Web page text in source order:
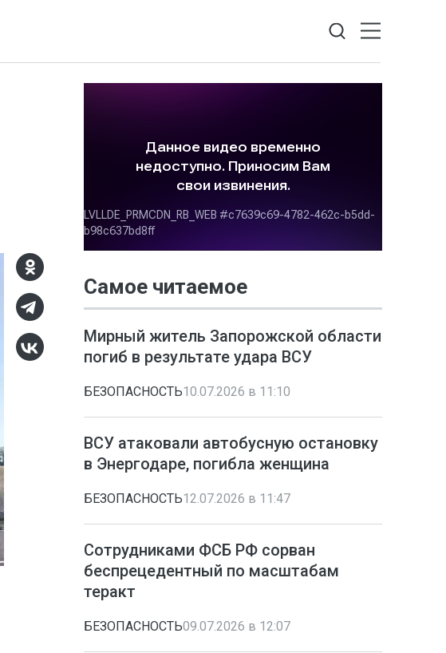
Самое читаемое
Мирный житель Запорожской области
погиб в результате удара ВСУ
БЕЗОПАСНОСТЬ10.07.2026 в 11:10
ВСУ атаковали автобусную остановку
в Энергодаре, погибла женщина
БЕЗОПАСНОСТЬ12.07.2026 в 11:47
Сотрудниками ФСБ РФ сорван
беспрецедентный по масштабам
теракт
БЕЗОПАСНОСТЬ09.07.2026 в 12:07